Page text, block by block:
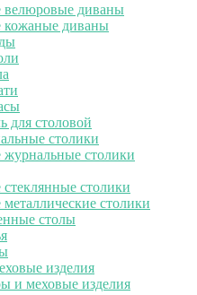
велюровые диваны
кожаные диваны
для столовой
столики
столики
столики
столики
столы
изделия
и меховые изделия